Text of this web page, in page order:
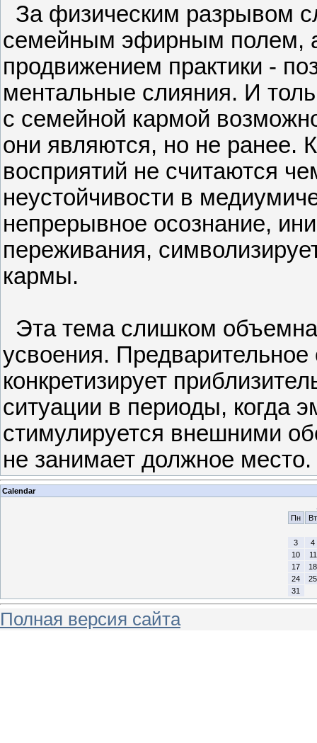
За физическим разрывом
семейным эфирным полем,
продвижением практики -
ментальные слияния. И
с семейной кармой
они являются, но не ранее.
восприятий не считаются
неустойчивости в
непрерывное осознание,
переживания,
кармы.
Эта тема слишком объемна
усвоения.
конкретизирует
ситуации в периоды, когда
стимулируется внешними
не занимает должное место.
Calendar
Пн
Вт
3
4
10
11
17
18
24
25
31
Полная версия сайта